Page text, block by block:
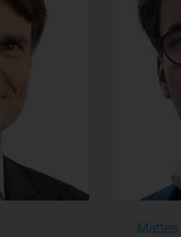
Mattes